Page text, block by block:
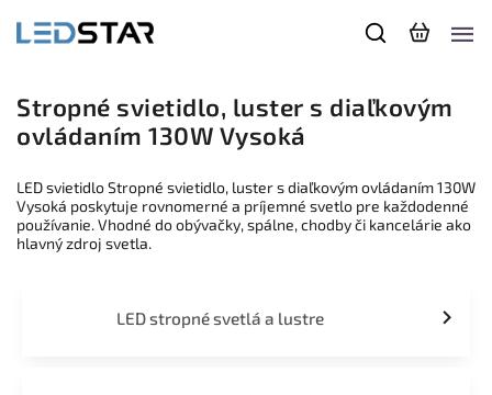
Stropné svietidlo, luster s diaľkovým
ovládaním 130W Vysoká
LED svietidlo Stropné svietidlo, luster s diaľkovým ovládaním 130W
Vysoká poskytuje rovnomerné a príjemné svetlo pre každodenné
používanie. Vhodné do obývačky, spálne, chodby či kancelárie ako
hlavný zdroj svetla.
LED stropné svetlá a lustre